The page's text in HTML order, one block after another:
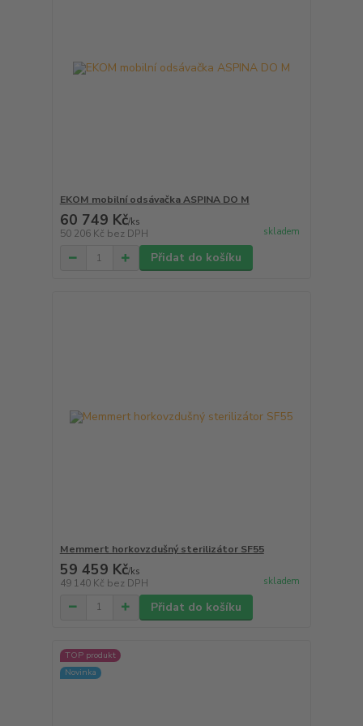
EKOM mobilní odsávačka ASPINA DO M
60 749 Kč/ks
50 206 Kč bez DPH skladem
Přidat do košíku
Memmert horkovzdušný sterilizátor SF55
59 459 Kč/ks
49 140 Kč bez DPH skladem
Přidat do košíku
TOP produkt
Novinka